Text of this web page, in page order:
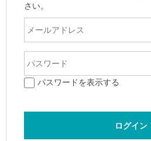
さい。
パスワードを表示する